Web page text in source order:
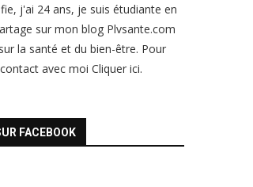
j'ai 24 ans, je suis étudiante en
sur mon blog Plvsante.com
la santé et du bien-être. Pour
avec moi Cliquer ici.
FACEBOOK